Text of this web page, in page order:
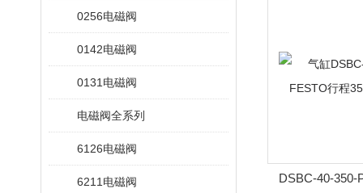
0256电磁阀
0142电磁阀
0131电磁阀
电磁阀全系列
6126电磁阀
6211电磁阀
DSBC-40-350-